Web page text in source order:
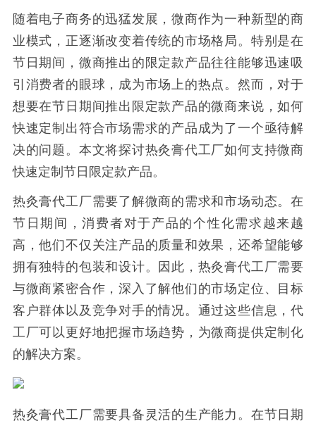
随着电子商务的迅猛发展，微商作为一种新型的商
业模式，正逐渐改变着传统的市场格局。特别是在
节日期间，微商推出的限定款产品往往能够迅速吸
引消费者的眼球，成为市场上的热点。然而，对于
想要在节日期间推出限定款产品的微商来说，如何
快速定制出符合市场需求的产品成为了一个亟待解
决的问题。本文将探讨热灸膏代工厂如何支持微商
快速定制节日限定款产品。
热灸膏代工厂需要了解微商的需求和市场动态。在
节日期间，消费者对于产品的个性化需求越来越
高，他们不仅关注产品的质量和效果，还希望能够
拥有独特的包装和设计。因此，热灸膏代工厂需要
与微商紧密合作，深入了解他们的市场定位、目标
客户群体以及竞争对手的情况。通过这些信息，代
工厂可以更好地把握市场趋势，为微商提供定制化
的解决方案。
热灸膏代工厂需要具备灵活的生产能力。在节日期